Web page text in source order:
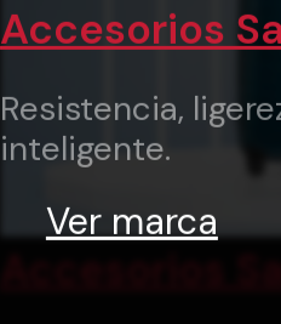
Accesorios
Accesorios
Resistencia,
inteligente.
Ver marca